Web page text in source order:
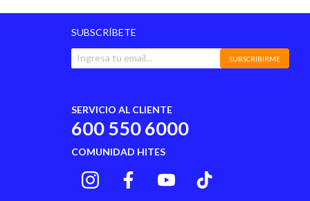
SUBSCRÍBETE
SUBSCRIBIRME
SERVICIO AL CLIENTE
600 550 6000
COMUNIDAD HITES